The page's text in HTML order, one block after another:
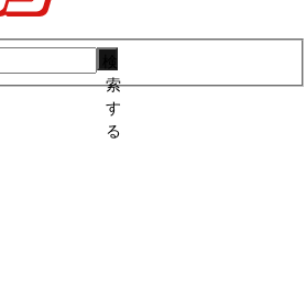
索
す
る